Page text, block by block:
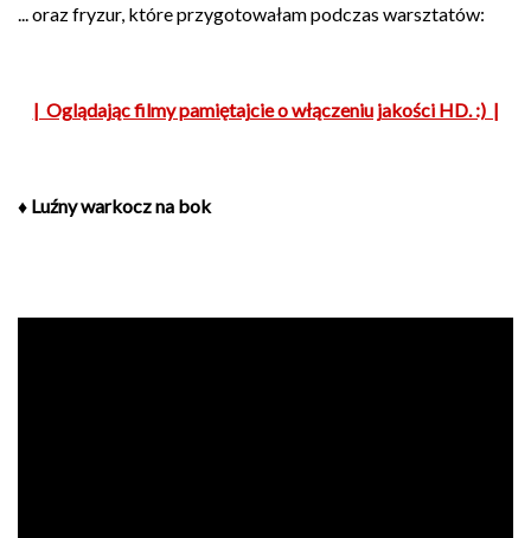
... oraz fryzur, które przygotowałam podczas warsztatów:
| Oglądając filmy pamiętajcie o włączeniu jakości HD. :) |
♦ Luźny warkocz na bok